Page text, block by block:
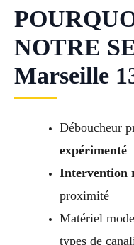
NOTRE
Marseille
Déboucheur
expérimenté
Intervention
proximité
Matériel
types de